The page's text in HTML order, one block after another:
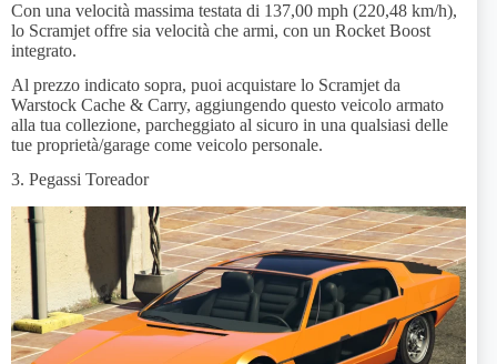
Con una velocità massima testata di 137,00 mph (220,48 km/h),
lo Scramjet offre sia velocità che armi, con un Rocket Boost
integrato.
Al prezzo indicato sopra, puoi acquistare lo Scramjet da
Warstock Cache & Carry, aggiungendo questo veicolo armato
alla tua collezione, parcheggiato al sicuro in una qualsiasi delle
tue proprietà/garage come veicolo personale.
3. Pegassi Toreador